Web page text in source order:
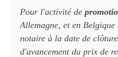
Pour l'activité de
Allemagne, et en
notaire à la date de
d'avancement du prix de